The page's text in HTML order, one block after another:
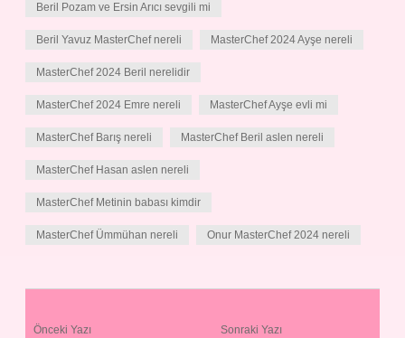
Beril Pozam ve Ersin Arıcı sevgili mi
Beril Yavuz MasterChef nereli MasterChef 2024 Ayşe nereli
MasterChef 2024 Beril nerelidir
MasterChef 2024 Emre nereli MasterChef Ayşe evli mi
MasterChef Barış nereli MasterChef Beril aslen nereli
MasterChef Hasan aslen nereli
MasterChef Metinin babası kimdir
MasterChef Ümmühan nereli Onur MasterChef 2024 nereli
Önceki Yazı Sonraki Yazı